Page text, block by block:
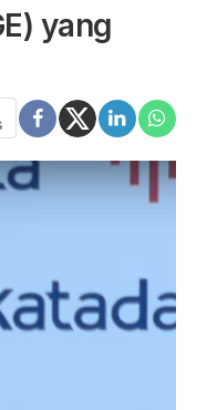
yang